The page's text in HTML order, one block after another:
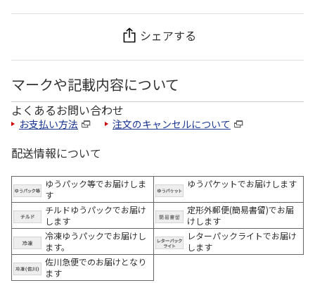
シェアする
マークや記載内容について
よくあるお問い合わせ
お支払い方法 注文のキャンセルについて
配送情報について
ゆうパック等でお届けしま
す
ゆうパケットでお届けします
チルドゆうパックでお届け
します
定形外郵便(簡易書留)でお届
けします
冷凍ゆうパックでお届けし
ます。
レターパックライトでお届け
します
佐川急便でのお届けとなり
ます